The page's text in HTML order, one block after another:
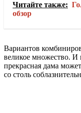
Читайте также:
обзор
Вариантов
великое множество.
прекрасная дама
со столь